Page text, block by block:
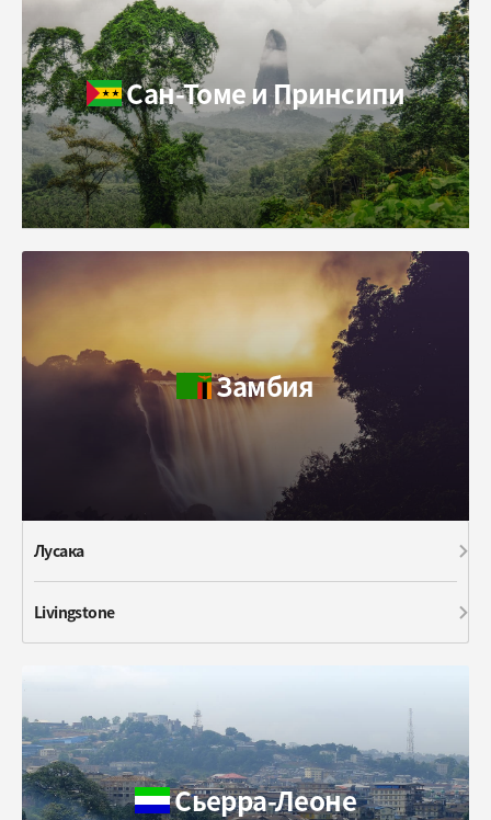
Сан-Томе и Принсипи
Замбия
Лусака
Livingstone
Сьерра-Леоне